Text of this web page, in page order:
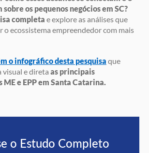
os pequenos negócios em SC?
completa e explore as análises que
o ecossistema empreendedor com mais
o infográficodesta pesquisa que
visual e direta as principais
ME e EPP em Santa Catarina.
o Estudo Completo